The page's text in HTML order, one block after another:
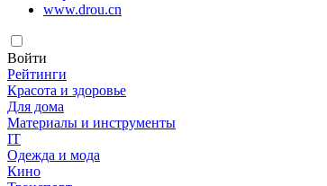
www.drou.cn
Войти
Рейтинги
Красота и здоровье
Для дома
Материалы и инструменты
IT
Одежда и мода
Кино